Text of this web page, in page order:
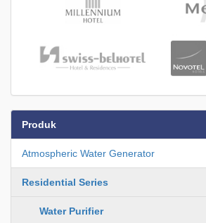
Produk
Atmospheric Water Generator
Residential Series
Water Purifier